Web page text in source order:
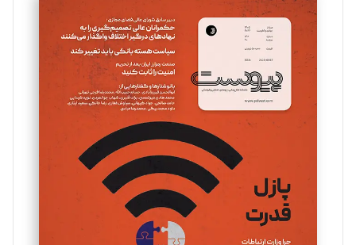
سروش کرمیان
تحریریه
مینا پاکدل
یسنا امان‌پور
تحریریه